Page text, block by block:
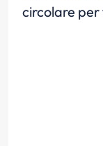
circolare